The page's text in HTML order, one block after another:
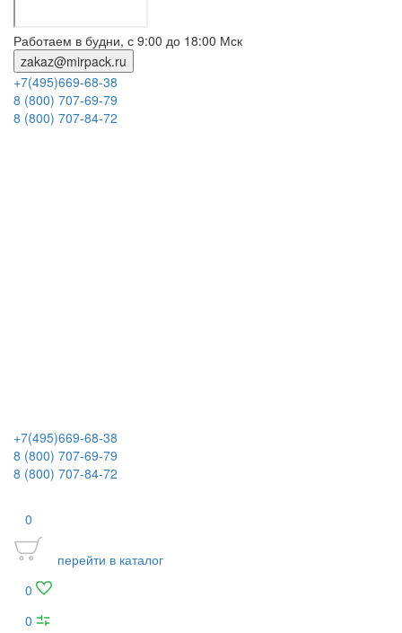
Работаем в будни, с 9:00 до 18:00 Мск
zakaz@mirpack.ru
+7(495)669-68-38
8 (800) 707-69-79
8 (800) 707-84-72
+7(495)669-68-38
8 (800) 707-69-79
8 (800) 707-84-72
0
перейти в каталог
0
0